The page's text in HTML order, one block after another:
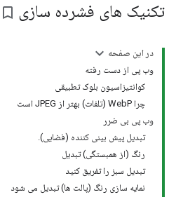
تکنیک های فشرده سازی bookmark_border
در این صفحه
وب پی از دست رفته
کوانتیزاسیون بلوک تطبیقی
چرا WebP (تلفات) بهتر از JPEG است
وب پی بی ضرر
تبدیل پیش بینی کننده (فضایی).
رنگ (از همبستگی) تبدیل
تبدیل سبز را تفریق کنید
نمایه سازی رنگ (پالت ها) تبدیل می شود